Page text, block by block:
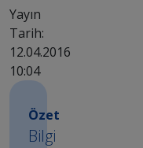
Yayın
Tarih:
12.04.2016
10:04
Özet
Bilgi